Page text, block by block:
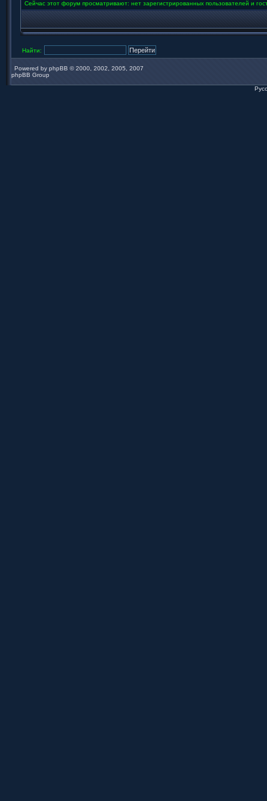
Сейчас этот форум просматривают: нет зарегистрированных пользователей и
Найти:
Powered by phpBB © 2000, 2002, 2005, 2007
phpBB Group